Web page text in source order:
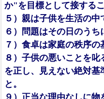
か"を目標として接するこ
５）親は子供を生活の中
６）問題はその日のうち
７）食卓は家庭の秩序の
８）子供の悪いことを
を正し、見えない絶対基
と。